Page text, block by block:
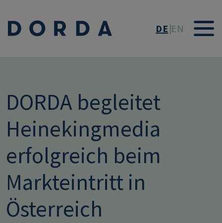
DE EN
DORDA begleitet
Heinekingmedia
erfolgreich beim
Markteintritt in
Österreich